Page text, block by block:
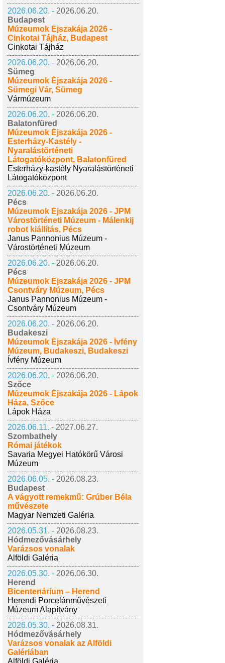
2026.06.20. - 2026.06.20.
Budapest
Múzeumok Éjszakája 2026 -
Cinkotai Tájház, Budapest
Cinkotai Tájház
2026.06.20. - 2026.06.20.
Sümeg
Múzeumok Éjszakája 2026 -
Sümegi Vár, Sümeg
Vármúzeum
2026.06.20. - 2026.06.20.
Balatonfüred
Múzeumok Éjszakája 2026 -
Esterházy-Kastély -
Nyaralástörténeti
Látogatóközpont, Balatonfüred
Esterházy-kastély Nyaralástörténeti
Látogatóközpont
2026.06.20. - 2026.06.20.
Pécs
Múzeumok Éjszakája 2026 - JPM
Várostörténeti Múzeum - Málenkij
robot kiállítás, Pécs
Janus Pannonius Múzeum -
Várostörténeti Múzeum
2026.06.20. - 2026.06.20.
Pécs
Múzeumok Éjszakája 2026 - JPM
Csontváry Múzeum, Pécs
Janus Pannonius Múzeum -
Csontváry Múzeum
2026.06.20. - 2026.06.20.
Budakeszi
Múzeumok Éjszakája 2026 - Ívfény
Múzeum, Budakeszi, Budakeszi
Ívfény Múzeum
2026.06.20. - 2026.06.20.
Szőce
Múzeumok Éjszakája 2026 - Lápok
Háza, Szőce
Lápok Háza
2026.06.11. - 2027.06.27.
Szombathely
Római játékok
Savaria Megyei Hatókörű Városi
Múzeum
2026.06.05. - 2026.08.23.
Budapest
A vágyott remekmű: Grúber Béla
művészete
Magyar Nemzeti Galéria
2026.05.31. - 2026.08.23.
Hódmezővásárhely
Varázsos vonalak
Alföldi Galéria
2026.05.30. - 2026.06.30.
Herend
Bicentenárium – Herend
Herendi Porcelánművészeti
Múzeum Alapítvány
2026.05.30. - 2026.08.31.
Hódmezővásárhely
Varázsos vonalak az Alföldi
Galériában
Alföldi Galéria